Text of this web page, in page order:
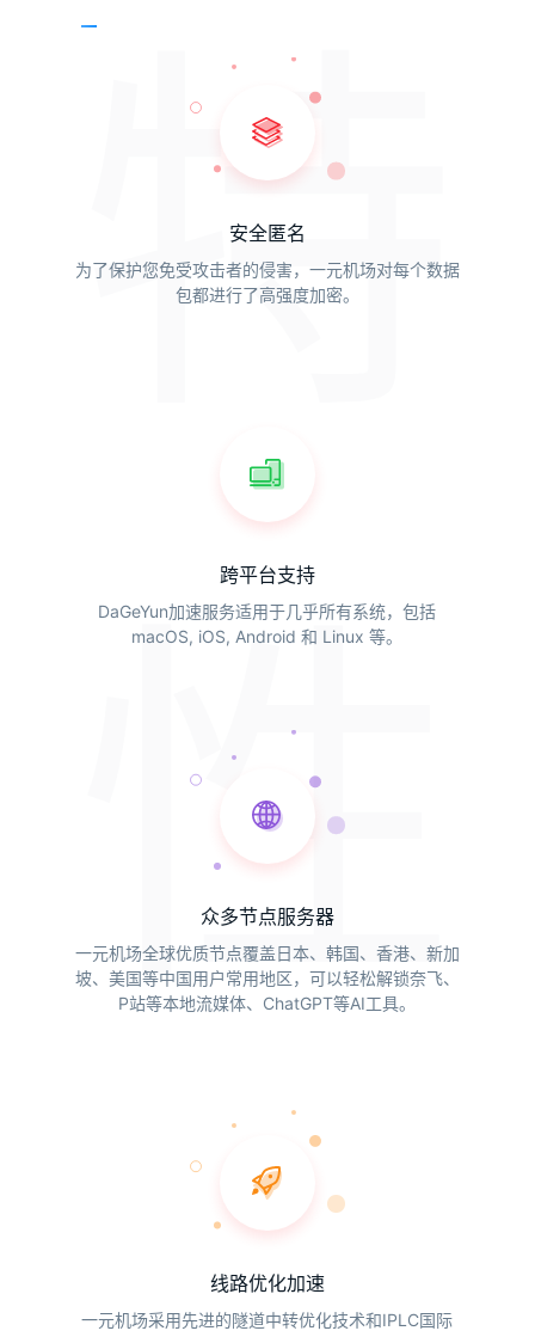
特
性
安全匿名
为了保护您免受攻击者的侵害，一元机场对每个数据
包都进行了高强度加密。
跨平台支持
DaGeYun加速服务适用于几乎所有系统，包括
macOS, iOS, Android 和 Linux 等。
众多节点服务器
一元机场全球优质节点覆盖日本、韩国、香港、新加
坡、美国等中国用户常用地区，可以轻松解锁奈飞、
P站等本地流媒体、ChatGPT等AI工具。
线路优化加速
一元机场采用先进的隧道中转优化技术和IPLC国际